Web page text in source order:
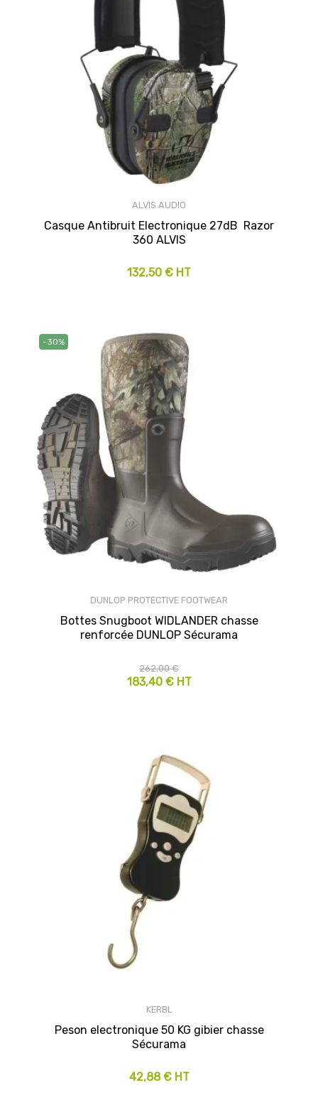
ALVIS AUDIO
Casque Antibruit Electronique 27dB Razor
360 ALVIS
132,50 € HT
-30%
DUNLOP PROTECTIVE FOOTWEAR
Bottes Snugboot WIDLANDER chasse
renforcée DUNLOP Sécurama
183,40 € HT
262,00 €
KERBL
Peson electronique 50 KG gibier chasse
Sécurama
42,88 € HT